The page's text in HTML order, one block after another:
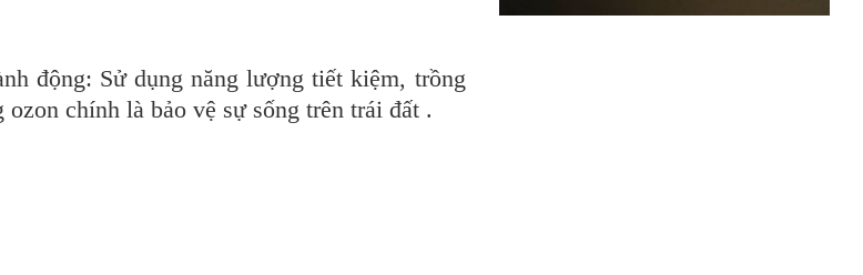
động: Sử dụng năng lượng tiết kiệm, trồng
chính là bảo vệ sự sống trên trái đất .